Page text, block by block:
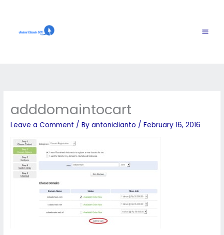
content
adddomaintocart
Leave a Comment / Byantoniclianto /February 16, 2016